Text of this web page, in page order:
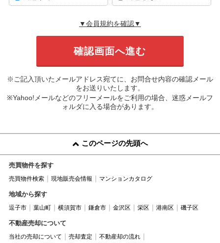
▼会員規約を確認▼
※ご記入頂いたメールアドレス宛てに、お問合せ内容の確認メール
をお送りいたします。
※Yahoo!メールなどのフリーメールをご利用の場合、迷惑メールフ
ォルダに入る場合があります。
このページの先頭へ
売買物件を探す
売買物件検索 現地販売会情報 マンションカタログ
地域から探す
逗子市 葉山町 横須賀市 鎌倉市 金沢区 栄区 港南区 磯子区
不動産売却について
当社の売却について 売却査定
不動産却の流れ